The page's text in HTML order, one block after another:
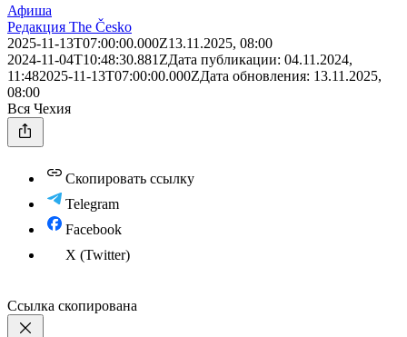
Афиша
Редакция The Česko
2025-11-13T07:00:00.000Z13.11.2025, 08:00
2024-11-04T10:48:30.881ZДата публикации: 04.11.2024,
11:482025-11-13T07:00:00.000ZДата обновления: 13.11.2025,
08:00
Вся Чехия
Скопировать ссылку
Telegram
Facebook
X (Twitter)
Ссылка скопирована